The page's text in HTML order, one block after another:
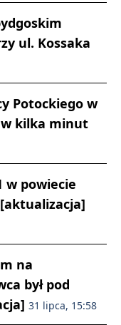
ul. Kossaka
Potockiego w
w kilka minut
w powiecie
na
był pod
31 lipca, 15:58